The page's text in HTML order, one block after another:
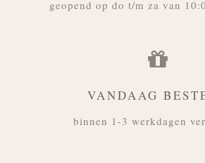
geopend op do t/m za van
VANDAAG
binnen 1-3 werkdagen